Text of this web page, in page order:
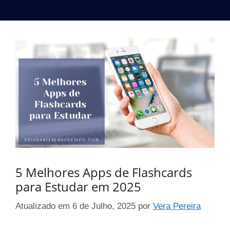
5 Melhores Apps de Flashcards
para Estudar em 2025
Atualizado em 6 de Julho, 2025 por Vera Pereira